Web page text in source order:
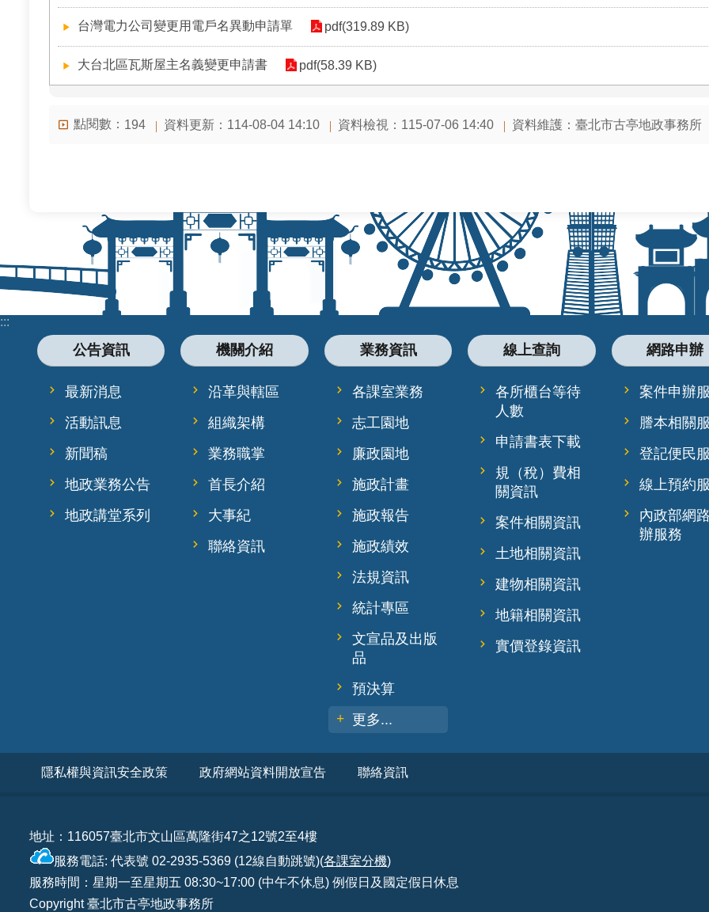
台灣電力公司變更用電戶名異動申請單 pdf(319.89 KB)
大台北區瓦斯屋主名義變更申請書 pdf(58.39 KB)
點閱數： 194 資料更新：114-08-04 14:10 資料檢視：115-07-06 14:40 資料維護：臺北市古亭地政事務所
:::
公告資訊
最新消息
活動訊息
新聞稿
地政業務公告
地政講堂系列
機關介紹
沿革與轄區
組織架構
業務職掌
首長介紹
大事紀
聯絡資訊
業務資訊
各課室業務
志工園地
廉政園地
施政計畫
施政報告
施政績效
法規資訊
統計專區
文宣品及出版
品
預決算
更多...
線上查詢
各所櫃台等待
人數
申請書表下載
規（稅）費相
關資訊
案件相關資訊
土地相關資訊
建物相關資訊
地籍相關資訊
實價登錄資訊
網路申辦
案件申辦
謄本相關
登記便民
線上預約
內政部網
辦服務
隱私權與資訊安全政策 政府網站資料開放宣告 聯絡資訊
地址：116057臺北市文山區萬隆街47之12號2至4樓
服務電話: 代表號 02-2935-5369 (12線自動跳號)(各課室分機)
服務時間：星期一至星期五 08:30~17:00 (中午不休息) 例假日及國定假日休息
Copyright 臺北市古亭地政事務所